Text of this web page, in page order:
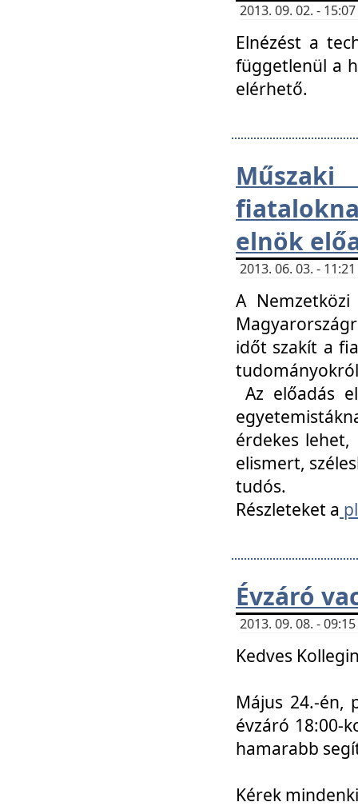
2013. 09. 02. -
Elnézést a
függetlenül a
elérhető.
elnök
2013. 06. 03. -
A
időt szakít a
Az előadás
érdekes lehet,
elismert,
tudós.
Részleteket a
Évzáró
2013. 09. 08. -
Kedves
Május 24.-én,
évzáró 18:00-
hamarabb
Kérek